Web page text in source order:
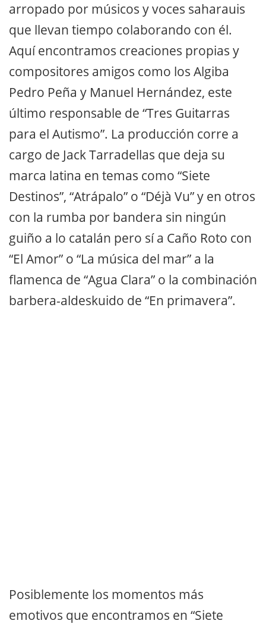
arropado por músicos y voces saharauis
que llevan tiempo colaborando con él.
Aquí encontramos creaciones propias y
compositores amigos como los Algiba
Pedro Peña y Manuel Hernández, este
último responsable de “Tres Guitarras
para el Autismo”. La producción corre a
cargo de Jack Tarradellas que deja su
marca latina en temas como “Siete
Destinos”, “Atrápalo” o “Déjà Vu” y en otros
con la rumba por bandera sin ningún
guiño a lo catalán pero sí a Caño Roto con
“El Amor” o “La música del mar” a la
flamenca de “Agua Clara” o la combinación
barbera-aldeskuido de “En primavera”.
Posiblemente los momentos más
emotivos que encontramos en “Siete